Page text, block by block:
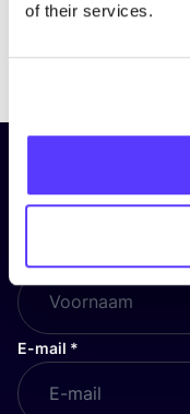
of their services.
Schrijf je in
en blijf op
E-mail *